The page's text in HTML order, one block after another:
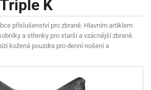
K
příslušenství pro zbraně. Hlavním artiklem
a střenky pro starší a vzácnější zbraně.
kožená pouzdra pro denní nošení a